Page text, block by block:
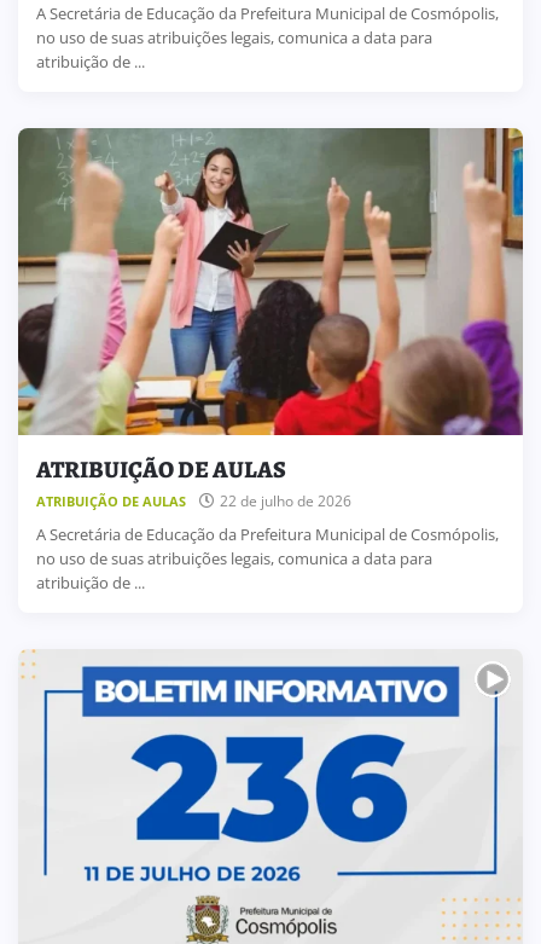
A Secretária de Educação da Prefeitura Municipal de Cosmópolis,
no uso de suas atribuições legais, comunica a data para
atribuição de ...
ATRIBUIÇÃO DE AULAS
ATRIBUIÇÃO DE AULAS 22 de julho de 2026
A Secretária de Educação da Prefeitura Municipal de Cosmópolis,
no uso de suas atribuições legais, comunica a data para
atribuição de ...